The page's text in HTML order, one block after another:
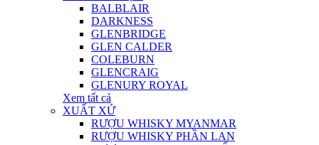
BALBLAIR
DARKNESS
GLENBRIDGE
GLEN CALDER
COLEBURN
GLENCRAIG
GLENURY ROYAL
Xem tất cả
XUẤT XỨ
RƯỢU WHISKY MYANMAR
RƯỢU WHISKY PHẦN LAN